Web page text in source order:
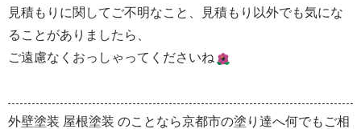
見積もりに関してご不明なこと、見積もり以外でも気にな
ることがありましたら、
ご遠慮なくおっしゃってくださいね
外壁塗装 屋根塗装 のことなら京都市の塗り達へ何でもご相